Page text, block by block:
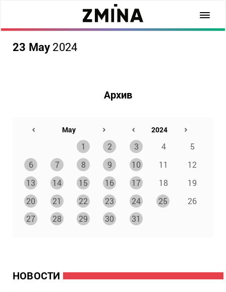
23 May 2024
НОВОСТИ
Архив
1 2 3 4
5
6
7 8 9 10 11
12
13
14 15 16 17 18
19
20
21 22 23 24 25
26
27
28 29 30 31